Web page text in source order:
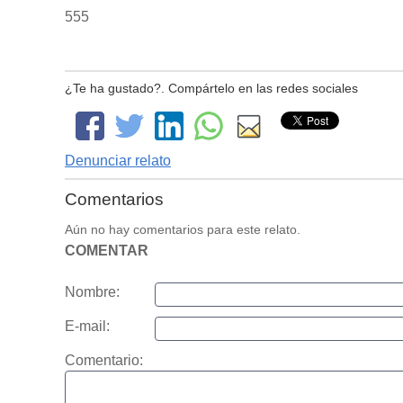
555
¿Te ha gustado?. Compártelo en las redes sociales
Denunciar relato
Comentarios
Aún no hay comentarios para este relato.
COMENTAR
Nombre:
E-mail:
Comentario: